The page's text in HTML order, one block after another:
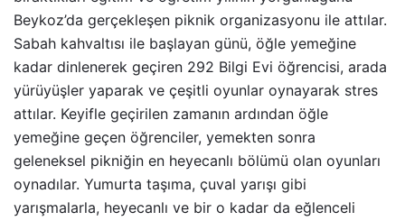
Beykoz’da gerçekleşen piknik organizasyonu ile attılar.
Sabah kahvaltısı ile başlayan günü, öğle yemeğine
kadar dinlenerek geçiren 292 Bilgi Evi öğrencisi, arada
yürüyüşler yaparak ve çeşitli oyunlar oynayarak stres
attılar. Keyifle geçirilen zamanın ardından öğle
yemeğine geçen öğrenciler, yemekten sonra
geleneksel pikniğin en heyecanlı bölümü olan oyunları
oynadılar. Yumurta taşıma, çuval yarışı gibi
yarışmalarla, heyecanlı ve bir o kadar da eğlenceli